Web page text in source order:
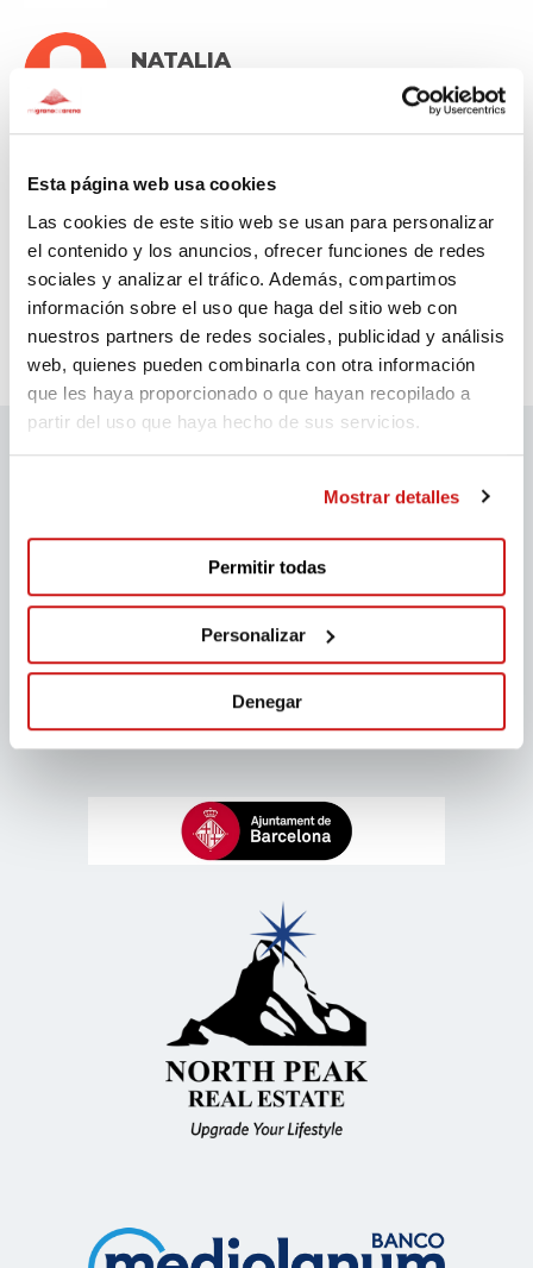
Esta página web usa cookies
Las cookies de este sitio web se usan para personalizar
el contenido y los anuncios, ofrecer funciones de redes
sociales y analizar el tráfico. Además, compartimos
información sobre el uso que haga del sitio web con
nuestros partners de redes sociales, publicidad y análisis
web, quienes pueden combinarla con otra información
que les haya proporcionado o que hayan recopilado a
partir del uso que haya hecho de sus servicios.
Mostrar detalles
Permitir todas
Personalizar
Denegar
NATALIA
Anònim
Patrocinadors migranodearena